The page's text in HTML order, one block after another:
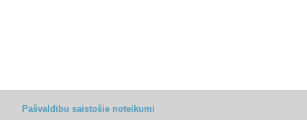
Pašvaldību saistošie noteikumi